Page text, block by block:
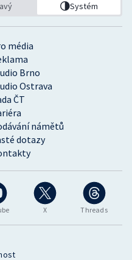
X Threads
média
Brno
Ostrava
ČT
námětů
dotazy
Systém